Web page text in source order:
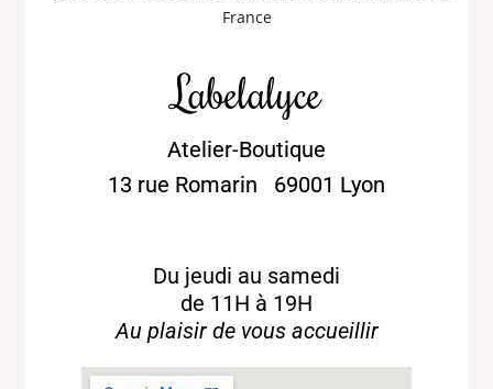
Labelalyce
Atelier-Boutique
13 rue Romarin 69001 Lyon
Du jeudi au samedi
de 11H à 19H
Au plaisir de vous accueillir